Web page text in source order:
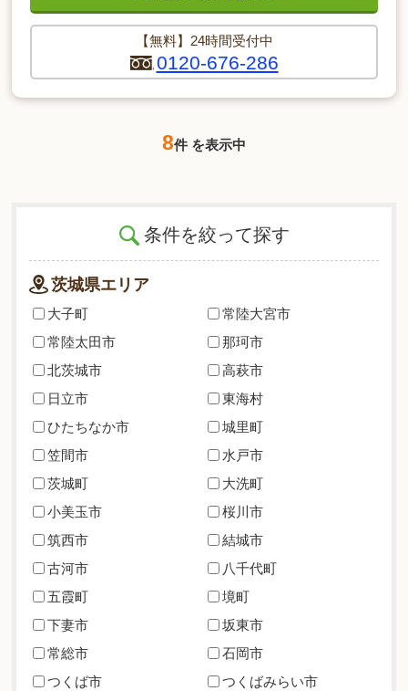
【無料】24時間受付中
0120-676-286
8件 を表示中
条件を絞って探す
茨城県エリア
大子町
常陸大宮市
常陸太田市
那珂市
北茨城市
高萩市
日立市
東海村
ひたちなか市
城里町
笠間市
水戸市
茨城町
大洗町
小美玉市
桜川市
筑西市
結城市
古河市
八千代町
五霞町
境町
下妻市
坂東市
常総市
石岡市
つくば市
つくばみらい市